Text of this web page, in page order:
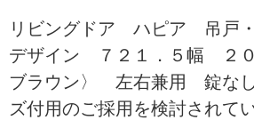
リビングドア ハピア 吊戸
デザイン ７２１．５幅 ２
ブラウン〉 左右兼用 錠な
ズ付用のご採用を検討されて